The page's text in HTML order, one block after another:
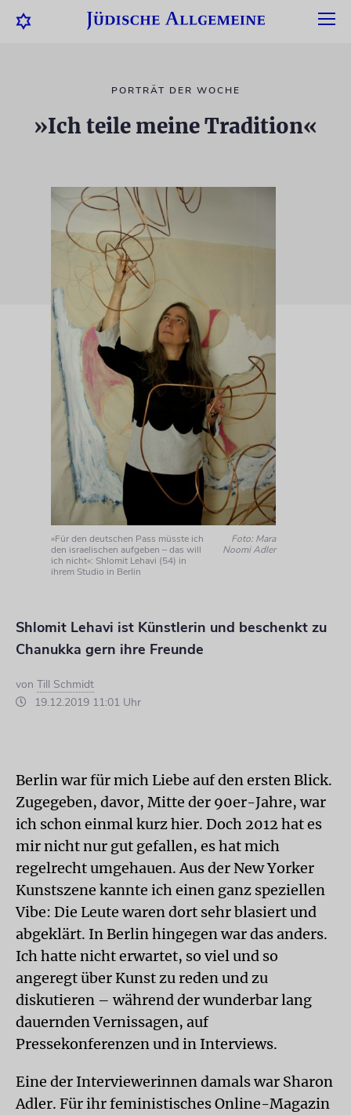
PORTRÄT DER WOCHE
»Ich teile meine Tradition«
»Für den deutschen Pass müsste ich
den israelischen aufgeben – das will
ich nicht«: Shlomit Lehavi (54) in
ihrem Studio in Berlin
Foto: Mara
Noomi Adler
Shlomit Lehavi ist Künstlerin und beschenkt zu
Chanukka gern ihre Freunde
von Till Schmidt
19.12.2019 11:01 Uhr
Berlin war für mich Liebe auf den ersten Blick.
Zugegeben, davor, Mitte der 90er-Jahre, war
ich schon einmal kurz hier. Doch 2012 hat es
mir nicht nur gut gefallen, es hat mich
regelrecht umgehauen. Aus der New Yorker
Kunstszene kannte ich einen ganz speziellen
Vibe: Die Leute waren dort sehr blasiert und
abgeklärt. In Berlin hingegen war das anders.
Ich hatte nicht erwartet, so viel und so
angeregt über Kunst zu reden und zu
diskutieren – während der wunderbar lang
dauernden Vernissagen, auf
Pressekonferenzen und in Interviews.
Eine der Interviewerinnen damals war Sharon
Adler. Für ihr feministisches Online-Magazin